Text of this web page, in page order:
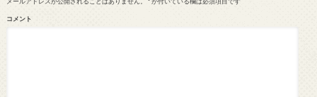
コメント